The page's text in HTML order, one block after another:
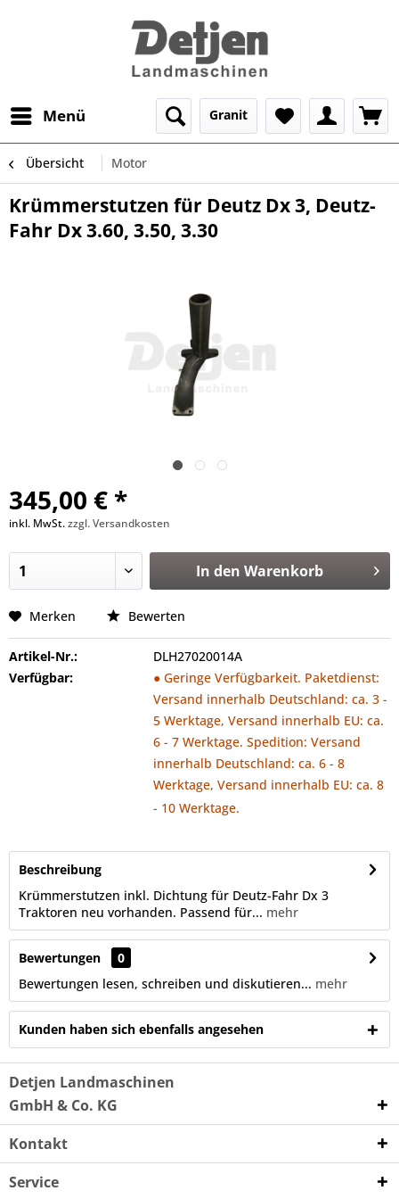
Menü Granit
Übersicht Motor
Krümmerstutzen für Deutz Dx 3, Deutz-
Fahr Dx 3.60, 3.50, 3.30
345,00 € *
inkl. MwSt.zzgl. Versandkosten
In den Warenkorb
Merken Bewerten
Artikel-Nr.:
DLH27020014A
Verfügbar:
● Geringe Verfügbarkeit. Paketdienst:
Versand innerhalb Deutschland: ca. 3 -
5 Werktage, Versand innerhalb EU: ca.
6 - 7 Werktage. Spedition: Versand
innerhalb Deutschland: ca. 6 - 8
Werktage, Versand innerhalb EU: ca. 8
- 10 Werktage.
Beschreibung
Krümmerstutzen inkl. Dichtung für Deutz-Fahr Dx 3
Traktoren neu vorhanden. Passend für... mehr
Bewertungen
0
Bewertungen lesen, schreiben und diskutieren... mehr
Kunden haben sich ebenfalls angesehen
Detjen Landmaschinen
GmbH & Co. KG
Kontakt
Service